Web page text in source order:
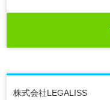
株式会社LEGALISS